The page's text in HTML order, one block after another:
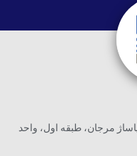
مرجان، طبقه اول، واحد